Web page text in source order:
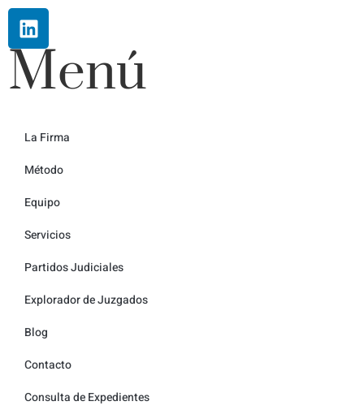
Menú
La Firma
Método
Equipo
Servicios
Partidos Judiciales
Explorador de Juzgados
Blog
Contacto
Consulta de Expedientes